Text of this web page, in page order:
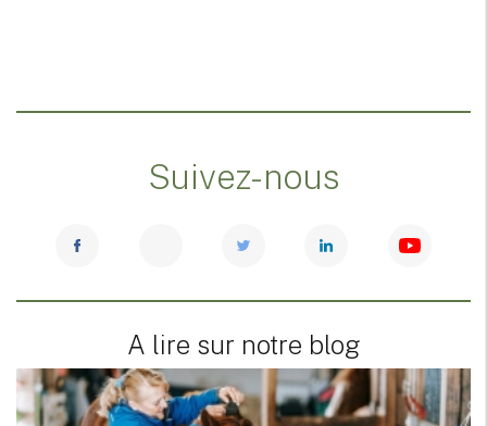
Suivez-nous
A lire sur notre blog